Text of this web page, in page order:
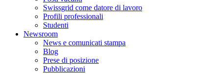
Swissgrid come datore di lavoro
Profili professionali
Studenti
Newsroom
News e comunicati stampa
Blog
Prese di posizione
Pubblicazioni